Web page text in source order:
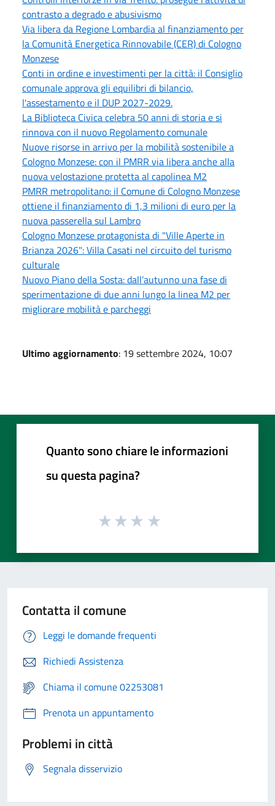
contrasto a degrado e abusivismo
Via libera da Regione Lombardia al finanziamento per
la Comunità Energetica Rinnovabile (CER) di Cologno
Monzese
Conti in ordine e investimenti per la città: il Consiglio
comunale approva gli equilibri di bilancio,
l'assestamento e il DUP 2027-2029.
La Biblioteca Civica celebra 50 anni di storia e si
rinnova con il nuovo Regolamento comunale
Nuove risorse in arrivo per la mobilità sostenibile a
Cologno Monzese: con il PMRR via libera anche alla
nuova velostazione protetta al capolinea M2
PMRR metropolitano: il Comune di Cologno Monzese
ottiene il finanziamento di 1,3 milioni di euro per la
nuova passerella sul Lambro
Cologno Monzese protagonista di "Ville Aperte in
Brianza 2026": Villa Casati nel circuito del turismo
culturale
Nuovo Piano della Sosta: dall’autunno una fase di
sperimentazione di due anni lungo la linea M2 per
migliorare mobilità e parcheggi
Ultimo aggiornamento: 19 settembre 2024, 10:07
Quanto sono chiare le informazioni
su questa pagina?
Contatta il comune
Leggi le domande frequenti
Richiedi Assistenza
Chiama il comune 02253081
Prenota un appuntamento
Problemi in città
Segnala disservizio